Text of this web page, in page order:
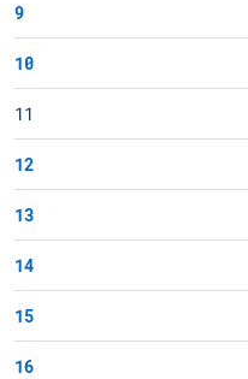
9
10
11
12
13
14
15
16